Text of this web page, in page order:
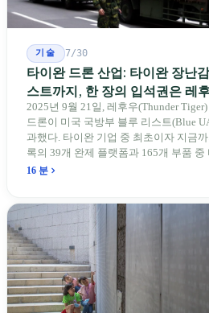
기술 7/30
타이완 드론 산업: 타이완 장난
스트까지, 한 장의 입석권은
에게
2025년 9월 21일, 레후우(Thunder
드론이 미국 국방부 블루 리스트(Blue
과했다. 타이완 기업 중 최초이자 지금
록의 39개 완제 플랫폼과 165개 부품
과하다. 2026년 4월, 미국 양당 소속 상
를 드러낸다: 타이완의 진입이 너무 느
장벽을 낮춰야 한다는 점이다. 타이완에
비행기를 만들어 온 한 회사가 오하이오
계획을 세우고 있다.
16 분